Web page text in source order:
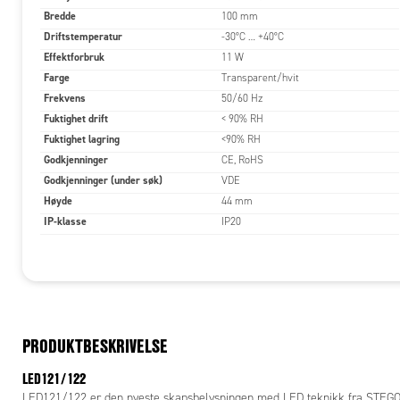
beste
Uttak
Endelig
stikk kan
eller
LED021/
Når det
Bredde 100 mm
Driftstemperatur -30°C … +40°C
Effektforbruk 11 W
Farge Transparent/hvit
Frekvens 50/60 Hz
Fuktighet drift < 90% RH
Fuktighet lagring <90% RH
Godkjenninger CE, RoHS
Godkjenninger (under søk) VDE
Høyde 44 mm
IP-klasse IP20
PRODUKTBESKRIVELSE
LED121/122